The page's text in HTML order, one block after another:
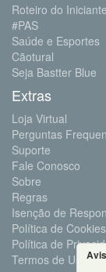
Roteiro do Iniciante
#PAS
Saúde e Esportes
Cãotural
Seja Bastter Blue
Extras
Loja Virtual
Perguntas
Suporte
Fale Conosco
Sobre
Regras
Isenção de
Política de
Política de
Termos de Uso